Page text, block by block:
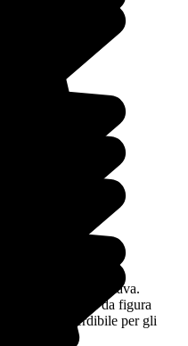
del mondo.
dell'isola di Giava.
funge da figura
imperdibile per gli